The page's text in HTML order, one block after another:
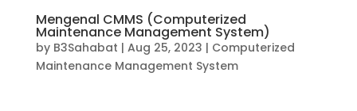
Mengenal CMMS (Computerized
Maintenance Management System)
by B3Sahabat | Aug 25, 2023 | Computerized
Maintenance Management System